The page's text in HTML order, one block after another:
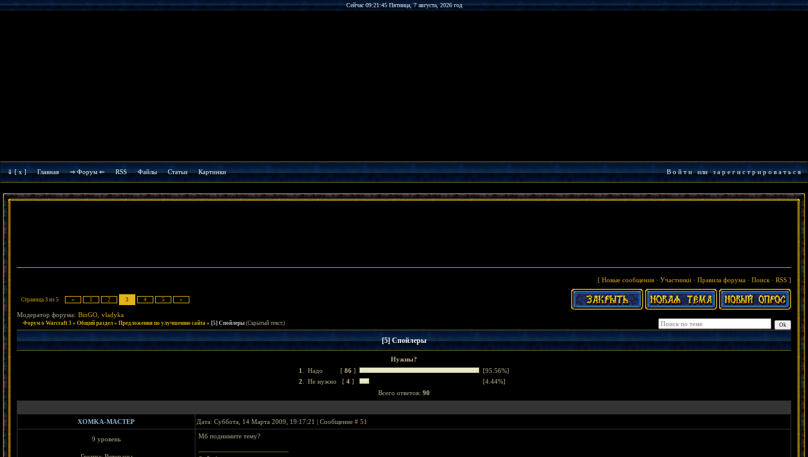
Сейчас 09:21:45 Пятница, 7 августа, 2026 год
⇓ [ x ] Главная ⇒ Форум ⇐ RSS Файлы Cтатьи Картинки В о й т иилиз а р е г и с т р и р о в а т ь с я
[ Новые сообщения · Участники · Правила форума · Поиск · RSS ]
Страница 3 из 5 « 1 2 3 4 5 »
Модератор форума: BinGO vladyka
Форум о Warcraft 3 » Общий раздел » Предложения по улучшению сайта » [5] Спойлеры (Скрытый текст.)
[5] Спойлеры
Нужны?
1
Надо [ 86 ]
[95.56%]
2
Не нужно [ 4 ]
[4.44%]
Всего ответов: 90
XOMKA-MACTEP Дата: Суббота, 14 Марта 2009, 19:17:21 | Сообщение # 51
9 уровень Мб поднимите тему?